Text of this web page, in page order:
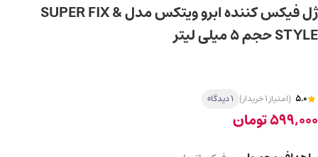
ژل فیکس کننده ابرو ویتکس مدل SUPER FIX &
STYLE حجم 5 میلی‌ لیتر
5.0 (امتیاز 1 خریدار) 1 دیدگاه
599,000تومان